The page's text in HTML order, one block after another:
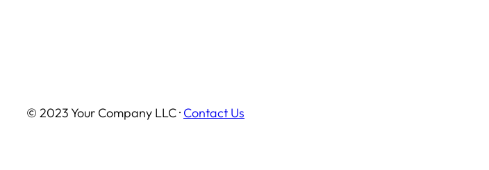
© 2023 Your Company LLC · Contact Us